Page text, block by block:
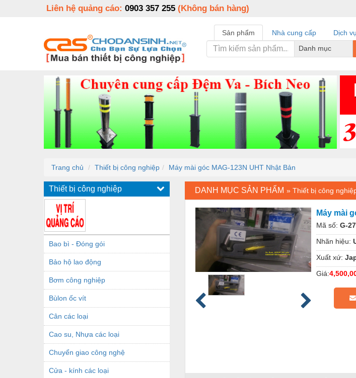
Liên hệ quảng cáo: 0903 357 255 (Không bán hàng)
Sản phẩm Nhà cung cấp
Dịch vụ
Danh mục
Trang chủ Thiết bị công nghiệp Máy mài góc MAG-123N UHT Nhật Bản
Thiết bị công nghiệp
Bao bì - Đóng gói
Bảo hộ lao động
Bơm công nghiệp
Bùlon ốc vít
Cân các loại
Cao su, Nhựa các loại
Chuyển giao công nghệ
Cửa - kính các loại
DANH MỤC SẢN PHẨM » Thiết bị công
Máy mài
Mã số: G-
Nhãn hiệu:
Xuất xứ:
Giá: